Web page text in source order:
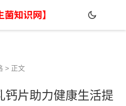
> 正文
钙片助力健康生活提